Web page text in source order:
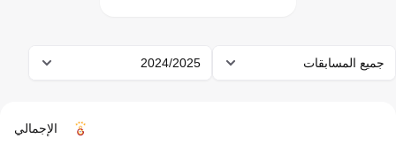
جميع المسابقات 2024/2025
الإجمالي